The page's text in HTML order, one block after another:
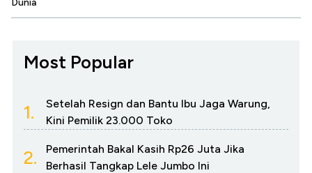
Most Popular
1.
Setelah Resign dan Bantu Ibu Jaga Warung,
Kini Pemilik 23.000 Toko
2.
Pemerintah Bakal Kasih Rp26 Juta Jika
Berhasil Tangkap Lele Jumbo Ini